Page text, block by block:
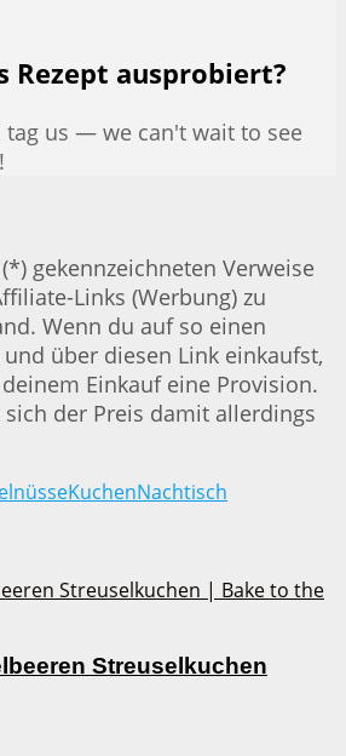
Rezept ausprobiert?
tag us — we can't wait to see
gekennzeichneten Verweise
Links (Werbung) zu
Wenn du auf so einen
über diesen Link einkaufst,
Einkauf eine Provision.
der Preis damit allerdings
KuchenNachtisch
Streuselkuchen